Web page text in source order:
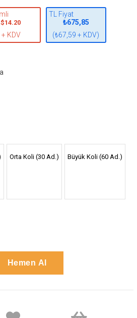
$14.20
+ KDV
TL Fiyat
₺675,85
(₺67,59 + KDV)
Orta Koli (30 Ad.) Büyük Koli (60 Ad.)